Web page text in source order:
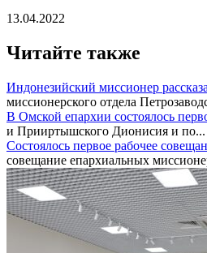
13.04.2022
Читайте также
Индонезийский миссионер
миссионерского отдела
В Омской епархии состоялось
и Прииртышского Дионисия и по...
Состоялось первое рабочее
совещание епархиальных